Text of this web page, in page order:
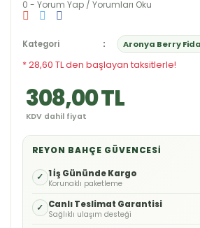
0 - Yorum Yap / Yorumları Oku
Kategori Aronya Berry
* 28,60 TL den başlayan taksitlerle!
308,00 TL
KDV dahil fiyat
REYON BAHÇE GÜVENCESI
✓ 1 İş Gününde Kargo
Korunaklı paketleme
✓ Canlı Teslimat Garantisi
Sağlıklı ulaşım desteği